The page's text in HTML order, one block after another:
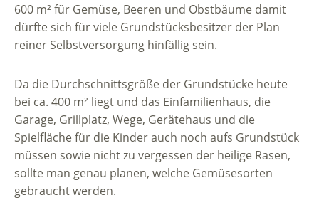
600 m² für Gemüse, Beeren und Obstbäume damit
dürfte sich für viele Grundstücksbesitzer der Plan
reiner Selbstversorgung hinfällig sein.
Da die Durchschnittsgröße der Grundstücke heute
bei ca. 400 m² liegt und das Einfamilienhaus, die
Garage, Grillplatz, Wege, Gerätehaus und die
Spielfläche für die Kinder auch noch aufs Grundstück
müssen sowie nicht zu vergessen der heilige Rasen,
sollte man genau planen, welche Gemüsesorten
gebraucht werden.